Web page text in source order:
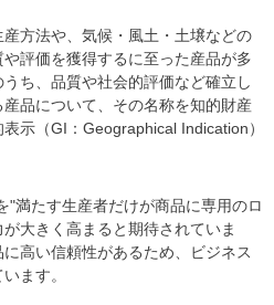
方法や、気候・風土・土壌などの
評価を獲得するに至った産品が多
ち、品質や社会的評価など確立し
品について、その名称を知的財産
示（GI：Geographical Indication）
"満たす生産者だけが商品に専用のロ
大きく高まると期待されていま
高い信頼性があるため、ビジネス
ます。